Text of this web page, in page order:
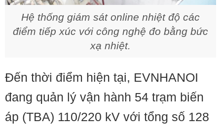
Hệ thống giám sát online nhiệt độ các
điểm tiếp xúc với công nghệ đo bằng bức
xạ nhiệt.
Đến thời điểm hiện tại, EVNHANOI
đang quản lý vận hành 54 trạm biến
áp (TBA) 110/220 kV với tổng số 128